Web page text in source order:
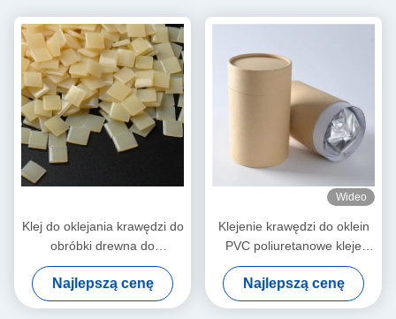
Klej do oklejania krawędzi do
obróbki drewna do
automatycznej okleiniarki
Najlepszą cenę
Wideo
Klejenie krawędzi do oklein
PVC poliuretanowe kleje
topliwe PUR do mebli
Najlepszą cenę